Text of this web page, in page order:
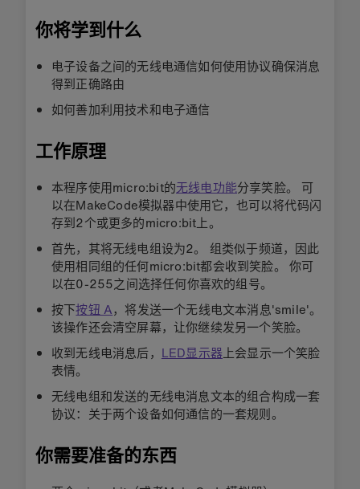
你将学到什么
电子设备之间的无线电通信如何使用协议确保消息
得到正确路由
如何善加利用技术和电子通信
工作原理
本程序使用micro:bit的无线电功能分享笑脸。 可
以在MakeCode模拟器中使用它，也可以将代码闪
存到2个或更多的micro:bit上。
首先，其将无线电组设为2。 组类似于频道，因此
使用相同组的任何micro:bit都会收到笑脸。 你可
以在0-255之间选择任何你喜欢的组号。
按下按钮 A，将发送一个无线电文本消息'smile'。
该操作还会清空屏幕，让你继续发另一个笑脸。
收到无线电消息后， LED显示器 上会显示一个笑脸
表情。
无线电组和发送的无线电消息文本的组合构成一套
协议：关于两个设备如何通信的一套规则。
你需要准备的东西